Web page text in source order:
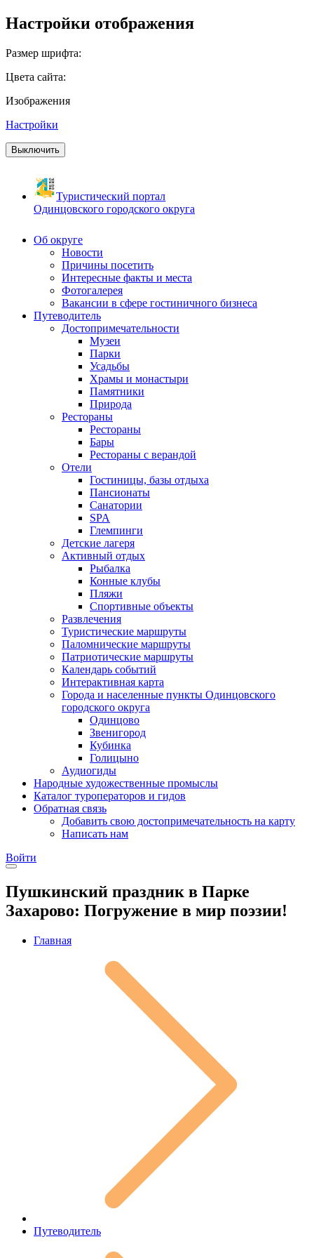
Настройки отображения
Размер шрифта:
Цвета сайта:
Изображения
Настройки
Выключить
Туристический портал
Одинцовского городского округа
Об округе
Новости
Причины посетить
Интересные факты и места
Фотогалерея
Вакансии в сфере гостиничного бизнеса
Путеводитель
Достопримечательности
Музеи
Парки
Усадьбы
Храмы и монастыри
Памятники
Природа
Рестораны
Рестораны
Бары
Рестораны с верандой
Отели
Гостиницы, базы отдыха
Пансионаты
Санатории
SPA
Глемпинги
Детские лагеря
Активный отдых
Рыбалка
Конные клубы
Пляжи
Спортивные объекты
Развлечения
Туристические маршруты
Паломнические маршруты
Патриотические маршруты
Календарь событий
Интерактивная карта
Города и населенные пункты Одинцовского
городского округа
Одинцово
Звенигород
Кубинка
Голицыно
Аудиогиды
Народные художественные промыслы
Каталог туроператоров и гидов
Обратная связь
Добавить свою достопримечательность на карту
Написать нам
Войти
Пушкинский праздник в Парке
Захарово: Погружение в мир поэзии!
Главная
Путеводитель